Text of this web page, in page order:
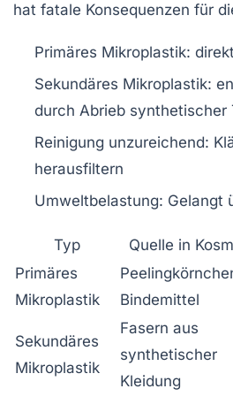
hat fatale Konsequenzen für
Primäres Mikroplastik:
Sekundäres Mikroplastik:
durch Abrieb synthetischer
Reinigung unzureichend:
herausfiltern
Umweltbelastung: Gelangt
Typ Quelle in
Primäres
Mikroplastik
Bindemittel
Sekundäres
Mikroplastik
Fasern aus
synthetischer
Kleidung